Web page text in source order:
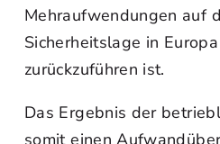
Mehraufwendungen auf
Sicherheitslage in
zurückzuführen ist.
Das Ergebnis der
somit einen